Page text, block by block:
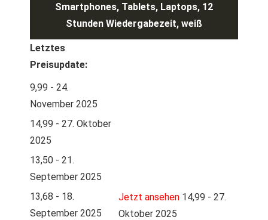
Smartphones, Tablets, Laptops, 12
Stunden Wiedergabezeit, weiß
Letztes
Preisupdate:
9,99 - 24.
November 2025
14,99 - 27. Oktober
2025
13,50 - 21.
September 2025
13,68 - 18.
September 2025
Jetzt ansehen 14,99 - 27.
Oktober 2025